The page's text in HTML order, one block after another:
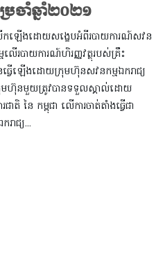
ចាំឆ្នាំ២០២១
ើកឡើងដោយសង្ខេបអំពីរបាយការណ៍សវន
លើរបាយការណ៍ហិរញ្ញវត្ថុរបស់គ្រឹះ
វើឡើងដោយក្រុមហ៊ុនសវនកម្មឯករាជ្យ
មហ៊ុនមួយត្រូវបានទទួលស្គាល់ដោយ
ាតិ នៃ កម្ពុជា លើការចាត់តាំងធ្វើជា
រាជ្យ...